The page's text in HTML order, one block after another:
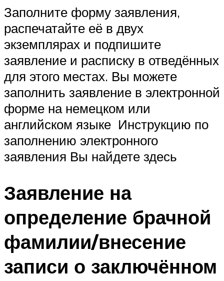
Заполните форму заявления,
распечатайте её в двух
экземплярах и подпишите
заявление и расписку в отведённых
для этого местах. Вы можете
заполнить заявление в электронной
форме на немецком или
английском языке Инструкцию по
заполнению электронного
заявления Вы найдете здесь
Заявление на
определение брачной
фамилии/внесение
записи о заключённом